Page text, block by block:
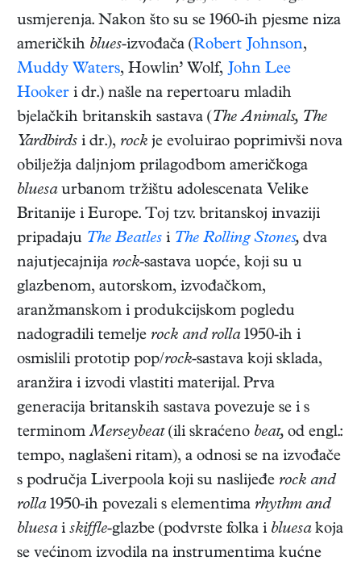
usmjerenja. Nakon što su se 1960-ih pjesme niza
američkih blues-izvođača (Robert Johnson,
Muddy Waters, Howlin’ Wolf, John Lee
Hooker i dr.) našle na repertoaru mladih
bjelačkih britanskih sastava (The Animals, The
Yardbirds i dr.), rock je evoluirao poprimivši nova
obilježja daljnjom prilagodbom američkoga
bluesaurbanom tržištu adolescenata Velike
Britanije i Europe. Toj tzv. britanskoj invaziji
pripadaju The Beatles i The Rolling Stones, dva
najutjecajnija rock-sastava uopće, koji su u
glazbenom, autorskom, izvođačkom,
aranžmanskom i produkcijskom pogledu
nadogradili temelje rock and rolla1950-ih i
osmislili prototip pop/rock-sastava koji sklada,
aranžira i izvodi vlastiti materijal. Prva
generacija britanskih sastava povezuje se i s
terminomMerseybeat(ili skraćeno beat, od engl.:
tempo, naglašeni ritam), a odnosi se na izvođače
s područja Liverpoola koji su naslijeđe rock and
rolla1950-ih povezali s elementima rhythm and
bluesai skiffle-glazbe (podvrste folka i bluesakoja
se većinom izvodila na instrumentima kućne